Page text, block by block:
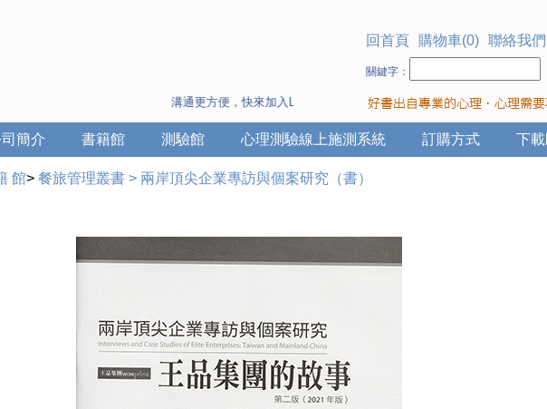
溝通更方便，快來加入Line 與 Wechat ~
回首頁 購物車(0) 聯絡我們
關鍵字：
下
訂購方式
心理測驗線上施測系統
測驗館
書籍館
簡介
館> 餐旅管理叢書 > 兩岸頂尖企業專訪與個案研究（書）